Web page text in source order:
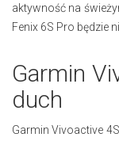
aktywność na
Fenix 6S Pro będzie
Garmin
duch
Garmin Vivoactive